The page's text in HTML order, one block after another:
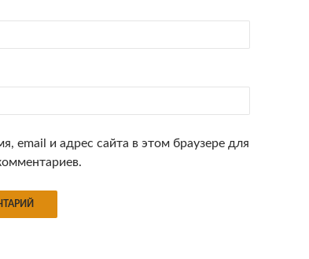
email и адрес сайта в этом браузере для